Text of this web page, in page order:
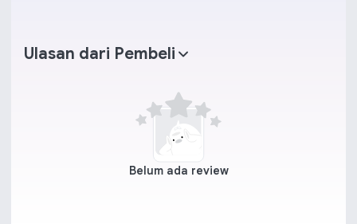
Ulasan dari Pembeli
Belum ada review